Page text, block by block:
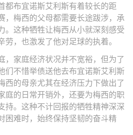
都布宜诺斯艾利斯有着较长的距
，梅西的父母都需要长途跋涉，承
。这种牺牲让梅西从小就深刻感受
劳，也激发了他对足球的执着。
，家庭经济状况并不宽裕，但为了
们不惜举债送他去布宜诺斯艾利斯
西的母亲尤其在经济压力下做出了
庭的日常开销外，还要为梅西的职
持。这种不计回报的牺牲精神深深
困难时，始终保持坚韧的奋斗精